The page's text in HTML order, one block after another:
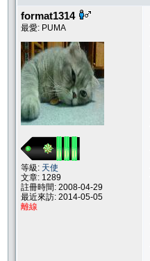
format1314
最愛: PUMA
等級: 天使
文章: 1289
註冊時間: 2008-04-29
最近來訪: 2014-05-05
離線